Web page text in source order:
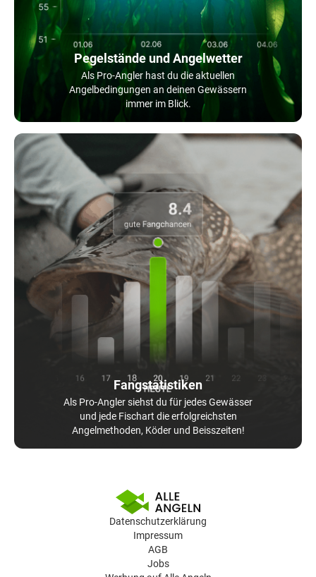
Pegelstände und Angelwetter
Als Pro-Angler hast du die aktuellen
Angelbedingungen an deinen Gewässern
immer im Blick.
Fangstatistiken
Als Pro-Angler siehst du für jedes Gewässer
und jede Fischart die erfolgreichsten
Angelmethoden, Köder und Beisszeiten!
Datenschutzerklärung
Impressum
AGB
Jobs